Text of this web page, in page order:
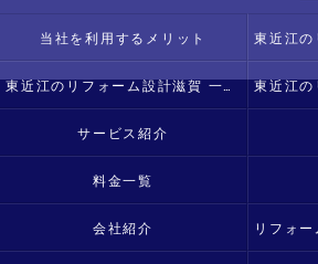
当社を利用するメリット
東近江のリフォーム設計滋賀 一級建築士事務所の評判
サービス紹介
料金一覧
会社紹介